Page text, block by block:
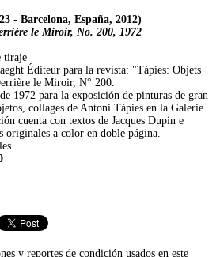
- Barcelona, España, 2012)
le Miroir, No. 200, 1972
tiraje
Éditeur para la revista: "Tàpies: Objets
le Miroir, N° 200.
1972 para la exposición de pinturas de gran
collages de Antoni Tàpies en la Galerie
cuenta con textos de Jacques Dupin e
originales a color en doble página.
y reportes de condición usados en este